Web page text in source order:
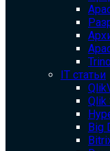
Trino
IT статьи
Qlik
Big